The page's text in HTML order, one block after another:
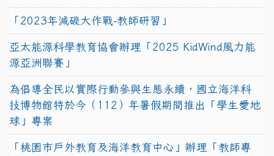
「2023年減碳大作戰-教師研習」
亞太能源科學教育協會辦理「2025 KidWind風力能
源亞洲聯賽」
為倡導全民以實際行動參與生態永續，國立海洋科
技博物館特於今（112）年暑假期間推出「學生愛地
球」專案
「桃園市戶外教育及海洋教育中心」辦理「教師專